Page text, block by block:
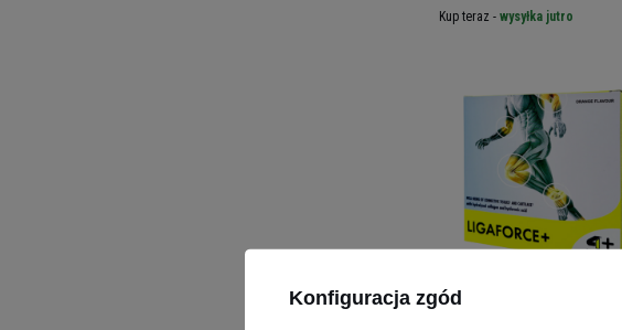
Kup teraz - wysyłka jutro
4+ NUTRITION Ligaforce+ -
Konfiguracja zgód